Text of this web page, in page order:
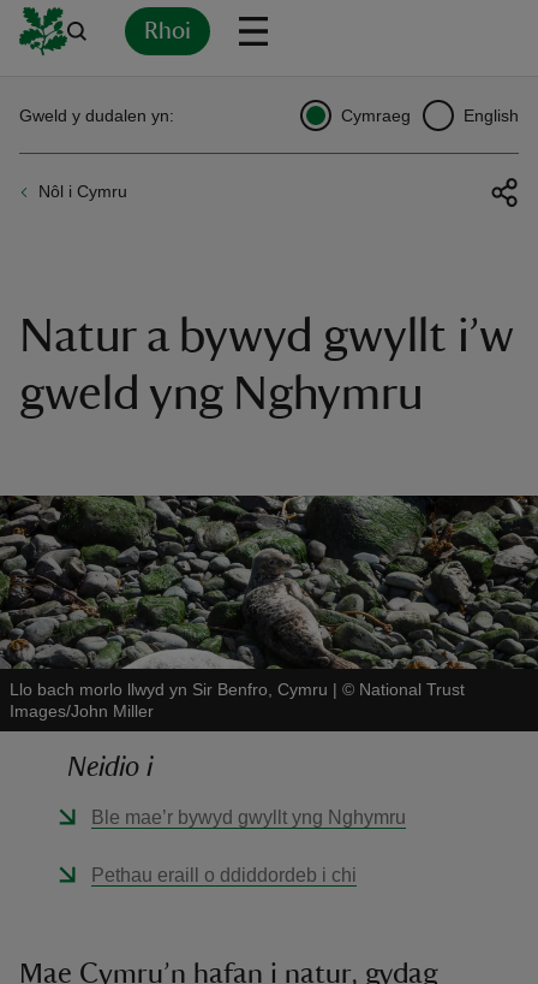
Rhoi
Nôl i Cymru
Gweld y dudalen yn: Cymraeg English
Natur a bywyd gwyllt i’w
gweld yng Nghymru
Llo bach morlo llwyd yn Sir Benfro, Cymru | © National Trust
Images/John Miller
Neidio i
Ble mae’r bywyd gwyllt yng Nghymru
Pethau eraill o ddiddordeb i chi
Mae Cymru’n hafan i natur, gydag